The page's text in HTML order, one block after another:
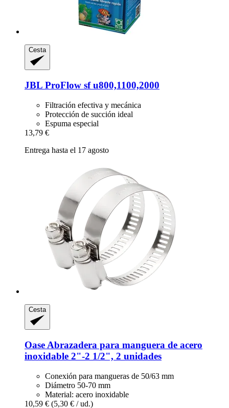
Cesta
JBL ProFlow sf u800,1100,2000
Filtración efectiva y mecánica
Protección de succión ideal
Espuma especial
13,79 €
Entrega hasta el 17 agosto
Cesta
Oase Abrazadera para manguera de acero
inoxidable 2"-​2 1/2", 2 unidades
Conexión para mangueras de 50/63 mm
Diámetro 50-70 mm
Material: acero inoxidable
10,59 € (5,30 € / ud.)